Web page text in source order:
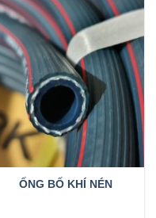
ỐNG BỐ KHÍ NÉN